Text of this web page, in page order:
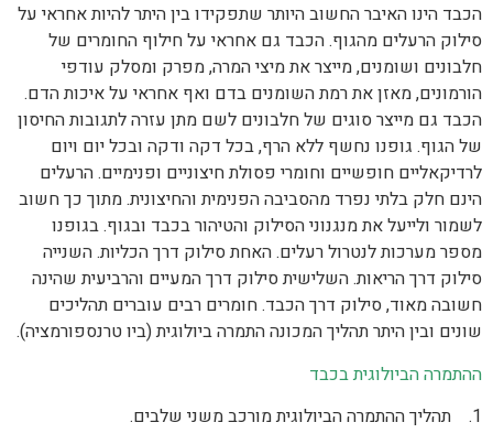
הכבד הינו האיבר החשוב היותר שתפקידו בין היתר להיות אחראי על
סילוק הרעלים מהגוף. הכבד גם אחראי על חילוף החומרים של
חלבונים ושומנים, מייצר את מיצי המרה, מפרק ומסלק עודפי
הורמונים, מאזן את רמת השומנים בדם ואף אחראי על איכות הדם.
הכבד גם מייצר סוגים של חלבונים לשם מתן עזרה לתגובות החיסון
של הגוף. גופנו נחשף ללא הרף, בכל דקה ודקה ובכל יום ויום
לרדיקאליים חופשיים וחומרי פסולת חיצוניים ופנימיים. הרעלים
הינם חלק בלתי נפרד מהסביבה הפנימית והחיצונית. מתוך כך חשוב
לשמור ולייעל את מנגנוני הסילוק והטיהור בכבד ובגוף. בגופנו
מספר מערכות לנטרול רעלים. האחת סילוק דרך הכליות. השנייה
סילוק דרך הריאות. השלישית סילוק דרך המעיים והרביעית שהינה
חשובה מאוד, סילוק דרך הכבד. חומרים רבים עוברים תהליכים
שונים ובין היתר תהליך המכונה התמרה ביולוגית (ביו טרנספורמציה).
ההתמרה הביולוגית בכבד
1. תהליך ההתמרה הביולוגית מורכב משני שלבים.